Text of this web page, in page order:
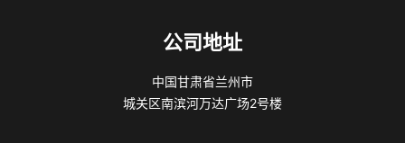
公司地址
中国甘肃省兰州市
城关区南滨河万达广场2号楼